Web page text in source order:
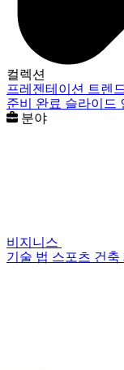
컬렉션
프레젠테이션 트렌
준비 완료 슬라이드
분야
비지니스
기술 법 스포츠 건축